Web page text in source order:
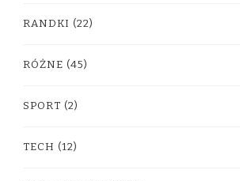
RANDKI (22)
RÓŻNE (45)
SPORT (2)
TECH (12)